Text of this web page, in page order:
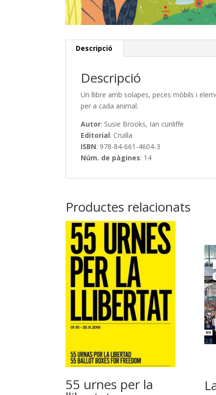
Descripció
Descripció
Un llibre amb solapes, peces mòbils i
per a cada animal.
Autor: Susie Brooks, Ian cunliffe
Editorial: Cruilla
ISBN: 978-84-661-4604-3
Núm. de pàgines: 14
Productes relacionats
55 urnes per la